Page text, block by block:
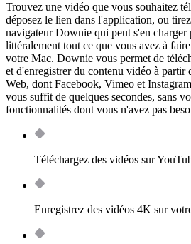
Trouvez une vidéo que vous souhaitez
déposez le lien dans l'application, ou
navigateur Downie qui peut s'en charger
littéralement tout ce que vous avez à
votre Mac. Downie vous permet de
et d'enregistrer du contenu vidéo à partir
Web, dont Facebook, Vimeo et
vous suffit de quelques secondes, sans
fonctionnalités dont vous n'avez pas
Téléchargez des vidéos sur
Enregistrez des vidéos 4K sur